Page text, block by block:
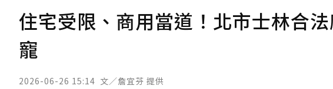
住宅受限、商用當道！北市士林合
寵
2026-06-26 15:14 文／詹宜芬 提供